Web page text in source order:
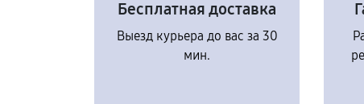
Бесплатная доставка
Выезд курьера до вас за 30
мин.